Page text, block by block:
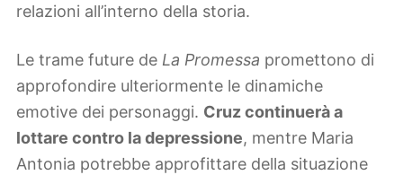
relazioni all’interno della storia.
Le trame future de La Promessa promettono di
approfondire ulteriormente le dinamiche
emotive dei personaggi. Cruz continuerà a
lottare contro la depressione, mentre Maria
Antonia potrebbe approfittare della situazione